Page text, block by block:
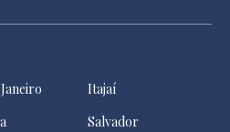
Itajaí
Salvador